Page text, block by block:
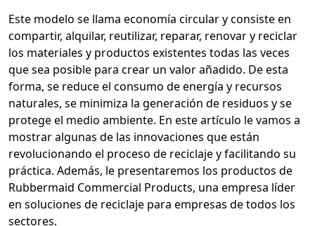
Este modelo se llama economía circular y consiste en
compartir, alquilar, reutilizar, reparar, renovar y reciclar
los materiales y productos existentes todas las veces
que sea posible para crear un valor añadido. De esta
forma, se reduce el consumo de energía y recursos
naturales, se minimiza la generación de residuos y se
protege el medio ambiente. En este artículo le vamos a
mostrar algunas de las innovaciones que están
revolucionando el proceso de reciclaje y facilitando su
práctica. Además, le presentaremos los productos de
Rubbermaid Commercial Products, una empresa líder
en soluciones de reciclaje para empresas de todos los
sectores.